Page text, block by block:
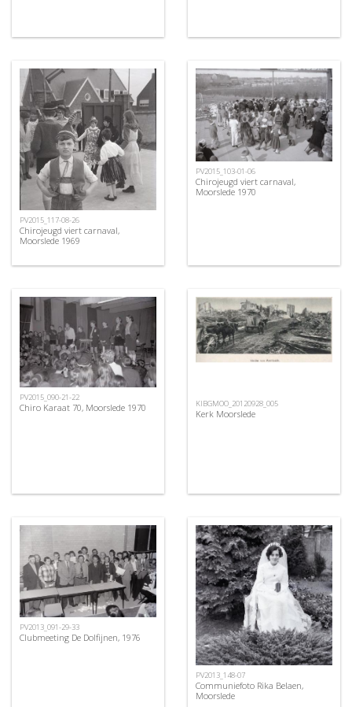
PV2015_117-08-26
Chirojeugd viert carnaval,
Moorslede 1969
PV2015_103-01-06
Chirojeugd viert carnaval,
Moorslede 1970
PV2015_090-21-22
Chiro Karaat 70, Moorslede 1970 KIBGMOO_20120928_005
Kerk Moorslede
PV2013_091-29-33
Clubmeeting De Dolfijnen, 1976
PV2013_148-07
Communiefoto Rika Belaen,
Moorslede